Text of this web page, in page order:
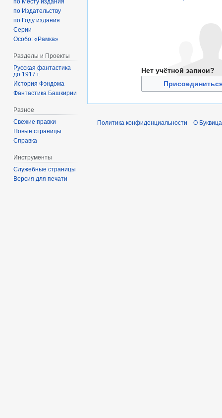
Нет учётной записи?
по Месту издания
по Издательству
по Году издания
Серии
Особо: «Рамка»
Разделы и Проекты
Русская фантастика
до 1917 г.
История Фэндома
Фантастика Башкирии
Разное
Свежие правки
Новые страницы
Справка
Инструменты
Служебные страницы
Версия для печати
Политика конфиденциальности О Буквица